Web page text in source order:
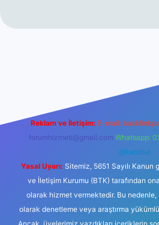
Reklam ve İletişim: E-mail:
forumhizmeti@gmail.com Whatsapp:
@karabul
Yasal Uyarı: Sitemiz, 5651 Sayılı
ve İletişim Kurumu (BTK) tarafından
olarak hizmet vermektedir. Bu
olarak denetleme veya araştırma